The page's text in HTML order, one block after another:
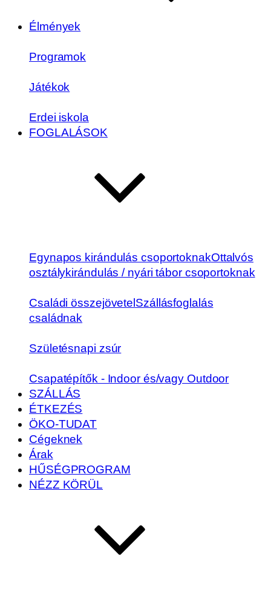
Élmények
Programok
Játékok
Erdei iskola
FOGLALÁSOK
Egynapos kirándulás csoportoknakOttalvós
osztálykirándulás / nyári tábor csoportoknak
Családi összejövetelSzállásfoglalás
családnak
Születésnapi zsúr
Csapatépítők - Indoor és/vagy Outdoor
SZÁLLÁS
ÉTKEZÉS
ÖKO-TUDAT
Cégeknek
Árak
HŰSÉGPROGRAM
NÉZZ KÖRÜL